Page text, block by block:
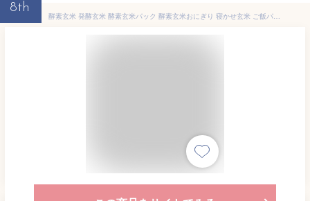
8th
酵素玄米 発酵玄米 酵素玄米パック 酵素玄米おにぎり 寝かせ玄米 ご飯パック 温め不要 無添加 国産米（有機栽培)使用 藻塩（淡路島産) 小豆 黒米 ご飯 レトルト パウチ 保存料無添加 熟成玄米 玄米ごはん 酵素玄米ご飯 非常食 災害食